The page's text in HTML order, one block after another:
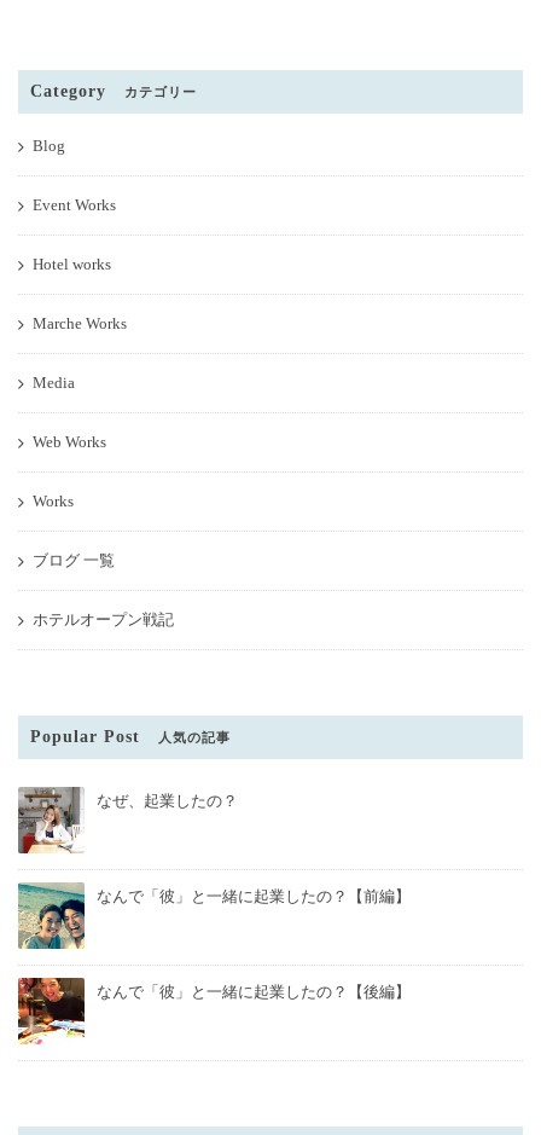
Category カテゴリー
Blog
Event Works
Hotel works
Marche Works
Media
Web Works
Works
ブログ 一覧
ホテルオープン戦記
Popular Post 人気の記事
なぜ、起業したの？
なんで「彼」と一緒に起業したの？【前編】
なんで「彼」と一緒に起業したの？【後編】